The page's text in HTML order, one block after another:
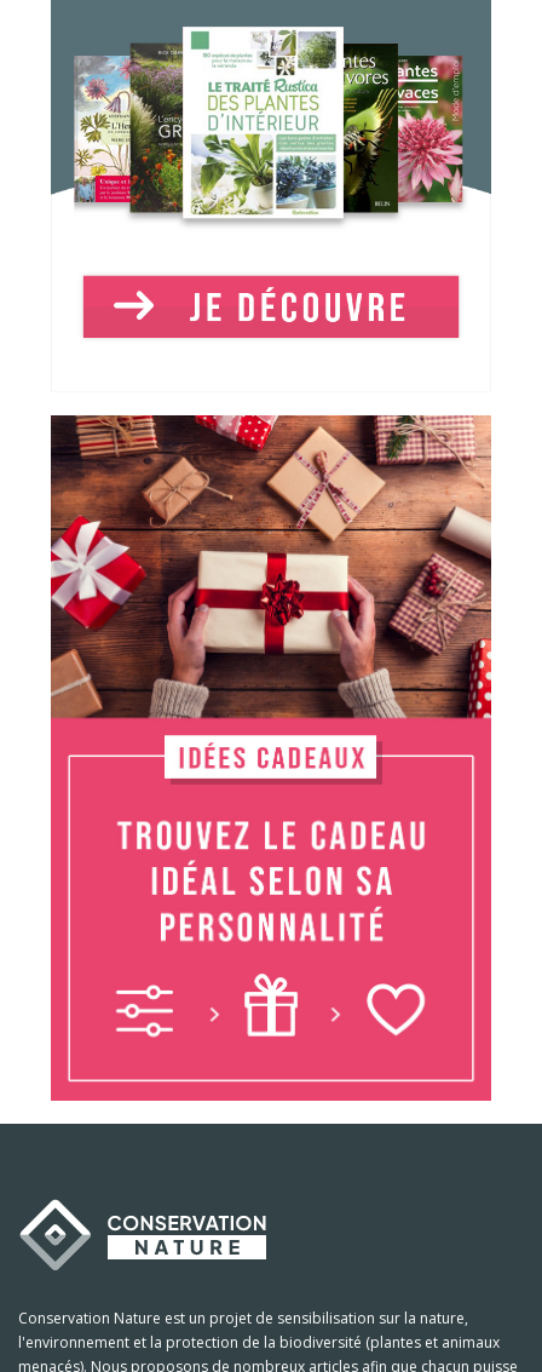
Conservation Nature est un projet de sensibilisation sur la nature,
l'environnement et la protection de la biodiversité (plantes et animaux
menacés). Nous proposons de nombreux articles afin que chacun puisse